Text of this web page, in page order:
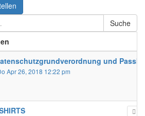
Suche
und
Apr 26, 2018 12:22 pm